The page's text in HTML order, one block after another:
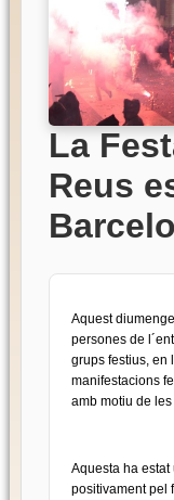
La
Reus
Aquest
persones de
grups festius, en
manifestacions
amb motiu de
Aquesta ha
positivament pel